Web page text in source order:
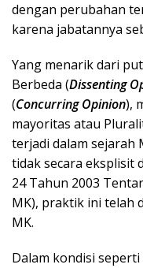
dengan perubahan
karena jabatannya
Yang menarik dari
Berbeda (Dissenting
(Concurring Opinion),
mayoritas atau
terjadi dalam sejarah
tidak secara eksplisit
24 Tahun 2003
MK), praktik ini telah
MK.
Dalam kondisi